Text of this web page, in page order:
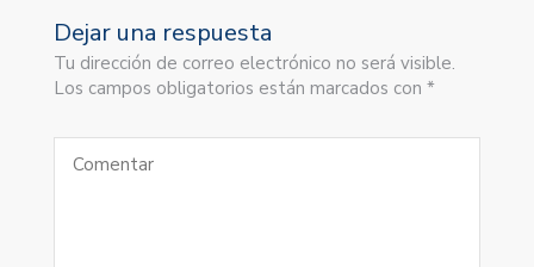
Dejar una respuesta
Tu dirección de correo electrónico no será visible.
Los campos obligatorios están marcados con *